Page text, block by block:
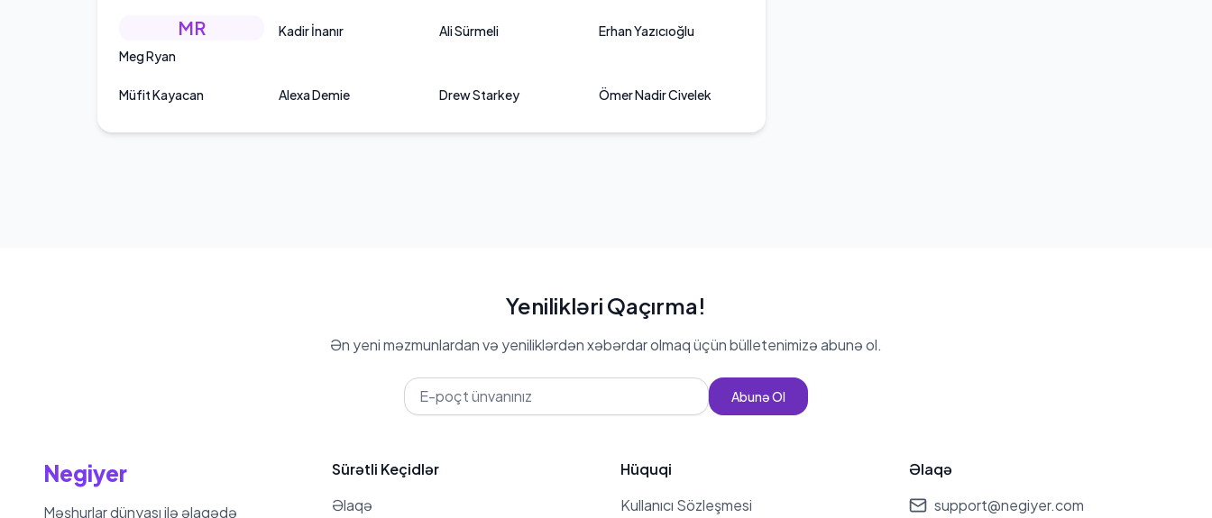
MR
Meg Ryan
Kadir İnanır Ali Sürmeli Erhan Yazıcıoğlu
Müfit Kayacan Alexa Demie Drew Starkey Ömer Nadir Civelek
Yenilikləri Qaçırma!
Ən yeni məzmunlardan və yeniliklərdən xəbərdar olmaq üçün bülletenimizə abunə ol.
Abunə Ol
Negiyer
Məşhurlar dünyası ilə əlaqədə
Sürətli Keçidlər
Əlaqə
Hüquqi
Kullanıcı Sözleşmesi
Əlaqə
support@negiyer.com